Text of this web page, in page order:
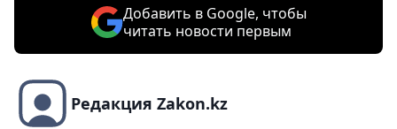
Добавить в Google, чтобы
читать новости первым
Редакция Zakon.kz